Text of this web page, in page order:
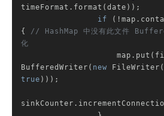
timeFormat.format(date));
if
{ // HashMap 中没有此文件
化
BufferedWriter( new
true )));